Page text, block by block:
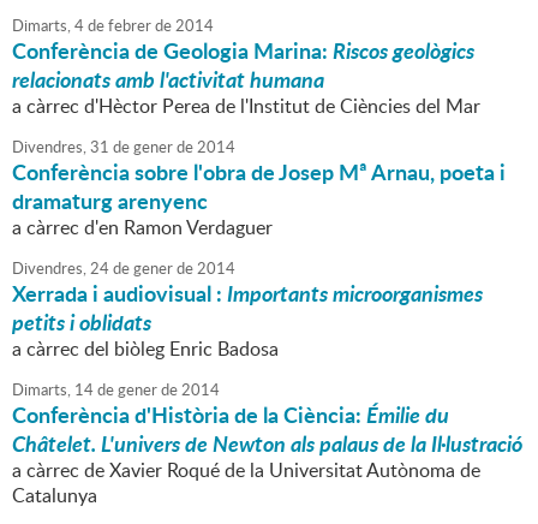
Dimarts,4defebrerde2014
Conferència de Geologia Marina:Riscos geològics
relacionats amb l'activitat humana
a càrrec d'Hèctor Perea de l'Institut de Ciències del Mar
Divendres,31 degenerde2014
Conferència sobre l'obra de Josep Mª Arnau, poeta i
dramaturg arenyenc
a càrrec d'en Ramon Verdaguer
Divendres,24degenerde2014
Xerrada i audiovisual :Importants microorganismes
petits i oblidats
a càrrec del biòleg Enric Badosa
Dimarts, 14degenerde2014
Conferència d'Història de la Ciència:Émilie du
Châtelet. L'univers de Newton als palaus de la Il·lustració
a càrrec de Xavier Roqué de la Universitat Autònoma de
Catalunya